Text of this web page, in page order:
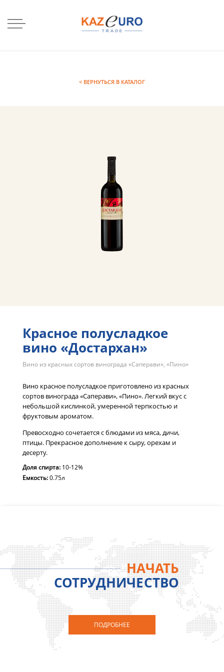
< ВЕРНУТЬСЯ В КАТАЛОГ
Красное полусладкое
вино «Достархан»
Вино из красных сортов винограда «Саперави», «Пино»
Вино красное полусладкое приготовлено из красных
сортов винограда «Саперави», «Пино». Легкий вкус с
небольшой кислинкой, умеренной терпкостью и
фруктовым ароматом.
Превосходно сочетается с блюдами из мяса, дичи,
птицы. Прекрасное дополнение к сыру, орехам и
десерту.
Доля спирта:10-12%
Емкость:0.75л
НАЧАТЬ
СОТРУДНИЧЕСТВО
ПОДРОБНЕЕ